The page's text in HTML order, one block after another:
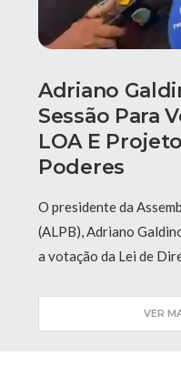
Adriano
Sessão Para
LOA E
Poderes
O presidente da
(ALPB), Adriano
a votação da Lei de
VER